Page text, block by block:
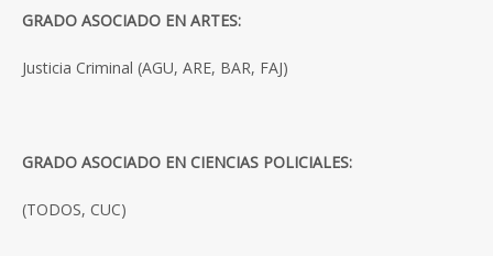
GRADO ASOCIADO EN ARTES:
Justicia Criminal (AGU, ARE, BAR, FAJ)
GRADO ASOCIADO EN CIENCIAS POLICIALES:
(TODOS, CUC)